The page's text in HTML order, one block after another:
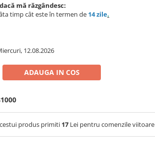
mă răzgândesc:
timp cât este în termen de 14 zile.
12.08.2026
ADAUGA IN COS
produs primiti 17 Lei pentru comenzile viitoare